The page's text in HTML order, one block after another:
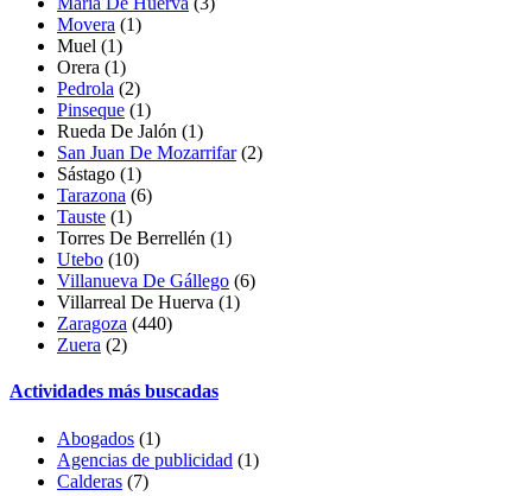
Movera (1)
Muel (1)
Orera (1)
Pedrola (2)
Pinseque (1)
Rueda De Jalón (1)
San Juan De Mozarrifar(2)
Sástago (1)
Tarazona (6)
Tauste (1)
Torres De Berrellén (1)
Utebo (10)
Villanueva De Gállego (6)
Villarreal De Huerva (1)
Zaragoza (440)
Zuera (2)
Actividades más buscadas
Abogados (1)
Agencias de publicidad (1)
Calderas (7)